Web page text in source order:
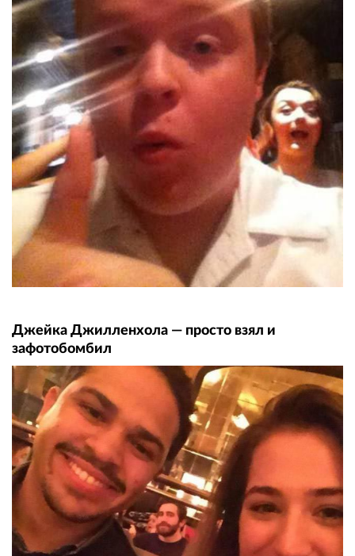
Джейка Джилленхола — просто взял и
зафотобомбил